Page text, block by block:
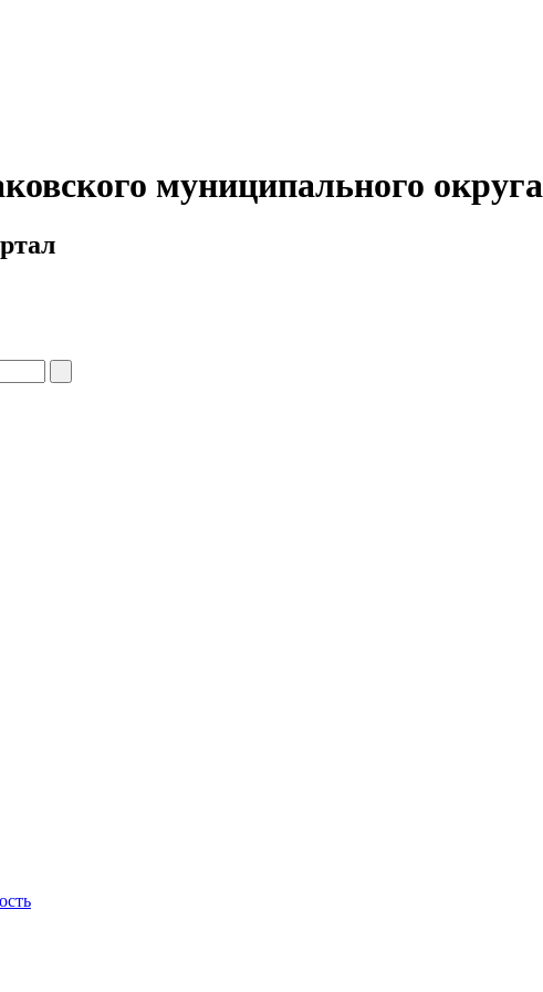
муниципального